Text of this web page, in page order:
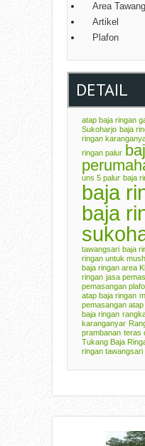
Area
Artikel
Plafon
DETAIL
atap baja ringan
Sukoharjo baja
ringan
ringan palur
uns 5 palur baja
baja
baja
tawangsari baja
ringan untuk
baja ringan area
ringan jasa
pemasangan
atap baja ringan
pemasangan
baja ringan
karanganyar
prambanan teras
Tukang Baja
ringan tawangsari